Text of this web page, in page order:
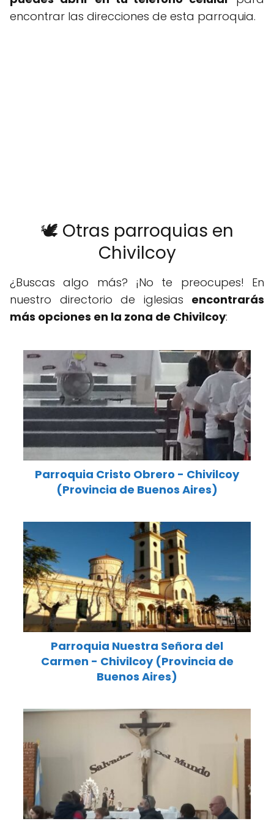
encontrar las direcciones de esta parroquia.
🕊️ Otras parroquias en
Chivilcoy
¿Buscas algo más? ¡No te preocupes! En
nuestro directorio de iglesias encontrarás
más opciones en la zona de Chivilcoy:
Parroquia Cristo Obrero - Chivilcoy
(Provincia de Buenos Aires)
Parroquia Nuestra Señora del
Carmen - Chivilcoy (Provincia de
Buenos Aires)